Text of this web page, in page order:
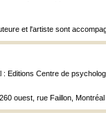
et l'artiste sont
: Editions Centre de
ouest, rue Faillon, Montréal